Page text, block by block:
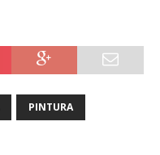
PINTURA